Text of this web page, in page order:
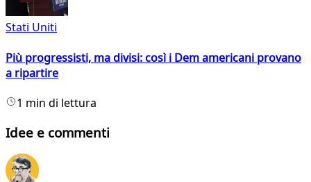
Stati Uniti
Più progressisti, ma divisi: così i Dem americani provano
a ripartire
1 min di lettura
Idee e commenti